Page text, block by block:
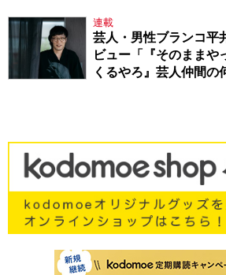
連載
芸人・男性ブランコ平
ビュー「『そのままや
くるやろ』芸人仲間の